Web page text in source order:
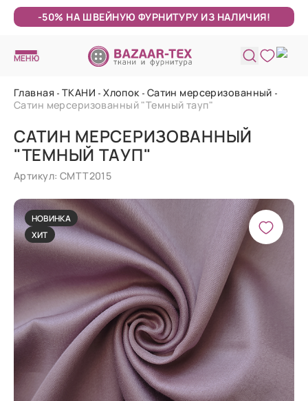
-50% НА ШВЕЙНУЮ ФУРНИТУРУ ИЗ НАЛИЧИЯ!
МЕНЮ
Главная ТКАНИ Хлопок Сатин мерсеризованный
Сатин мерсеризованный "Темный тауп"
САТИН МЕРСЕРИЗОВАННЫЙ
"ТЕМНЫЙ ТАУП"
Артикул: СМТТ2015
НОВИНКА
ХИТ